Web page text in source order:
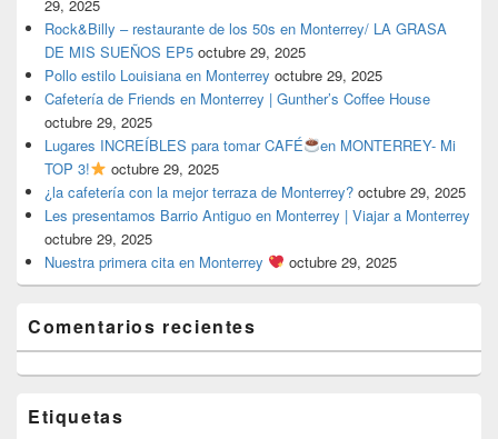
29, 2025
Rock&Billy – restaurante de los 50s en Monterrey/ LA GRASA
DE MIS SUEÑOS EP5 octubre 29, 2025
Pollo estilo Louisiana en Monterrey octubre 29, 2025
Cafetería de Friends en Monterrey | Gunther’s Coffee House
octubre 29, 2025
Lugares INCREÍBLES para tomar CAFÉ
en MONTERREY- Mi
TOP 3!
octubre 29, 2025
¿la cafetería con la mejor terraza de Monterrey? octubre 29, 2025
Les presentamos Barrio Antiguo en Monterrey | Viajar a Monterrey
octubre 29, 2025
Nuestra primera cita en Monterrey
octubre 29, 2025
Comentarios recientes
Etiquetas